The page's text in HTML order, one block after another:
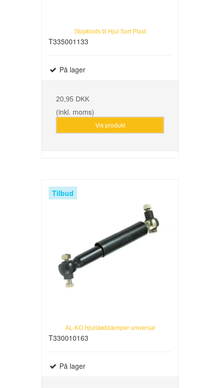
Stopklods til Hjul Sort Plast
T335001133
På lager
20,95 DKK
(inkl. moms)
Vis produkt
Tilbud
AL-KO Hjulstøddæmper universal
T330010163
På lager